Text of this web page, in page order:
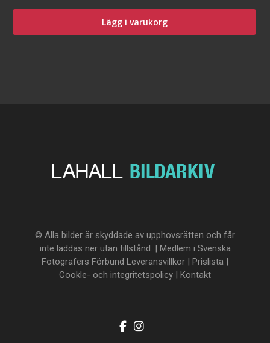
Lägg i varukorg
© Alla bilder är skyddade av upphovsrätten och får
inte laddas ner utan tillstånd. | Medlem i Svenska
Fotografers Förbund Leveransvillkor | Prislista |
Cookle- och integritetspolicy | Kontakt